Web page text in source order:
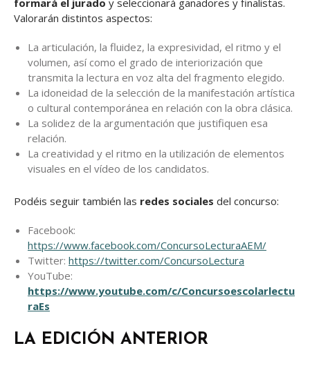
formará el jurado y seleccionará ganadores y finalistas.
Valorarán distintos aspectos:
La articulación, la fluidez, la expresividad, el ritmo y el
volumen, así como el grado de interiorización que
transmita la lectura en voz alta del fragmento elegido.
La idoneidad de la selección de la manifestación artística
o cultural contemporánea en relación con la obra clásica.
La solidez de la argumentación que justifiquen esa
relación.
La creatividad y el ritmo en la utilización de elementos
visuales en el vídeo de los candidatos.
Podéis seguir también las redes sociales del concurso:
Facebook:
https://www.facebook.com/ConcursoLecturaAEM/
Twitter: https://twitter.com/ConcursoLectura
YouTube:
https://www.youtube.com/c/Concursoescolarlectu
raEs
LA EDICIÓN ANTERIOR